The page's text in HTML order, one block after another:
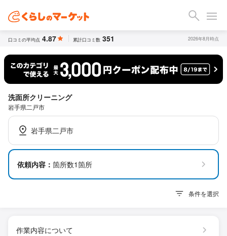
口コミの平均点 4.87 累計口コミ数 351 2026年8月時点
洗面所クリーニング
岩手県二戸市
岩手県二戸市
依頼内容： 箇所数1箇所
条件を選択
作業内容について